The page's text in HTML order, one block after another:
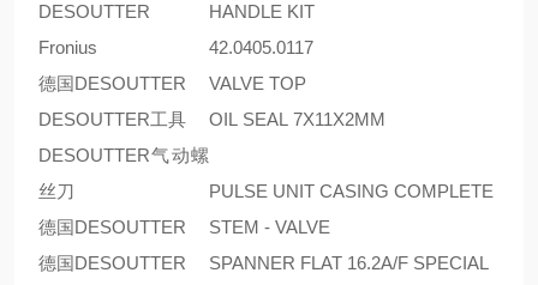
DESOUTTER
HANDLE KIT
Fronius
42.0405.0117
德国DESOUTTER
VALVE TOP
DESOUTTER工具
OIL SEAL 7X11X2MM
DESOUTTER气动螺
丝刀
PULSE UNIT CASING COMPLETE
德国DESOUTTER
STEM - VALVE
德国DESOUTTER
SPANNER FLAT 16.2A/F SPECIAL